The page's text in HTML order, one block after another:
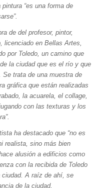
“es una forma de
de del profesor, pintor,
licenciado en Bellas Artes,
por Toledo, un camino que
la ciudad que es el río y que
Se trata de una muestra de
gráfica que están realizadas
la acuarela, el collage,
con las texturas y los
ha destacado que “no es
realista, sino más bien
alusión a edificios como
con la recibida de Toledo
A raíz de ahí, se
de la ciudad,